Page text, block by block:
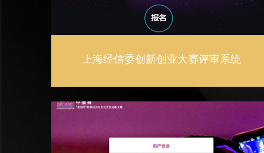
上海经信委创新创业大赛评审系统